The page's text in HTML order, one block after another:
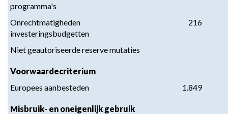
programma's
Onrechtmatigheden
investeringsbudgetten
216
Niet geautoriseerde reserve mutaties
Voorwaardecriterium
Europees aanbesteden
1.849
Misbruik- en oneigenlijk gebruik